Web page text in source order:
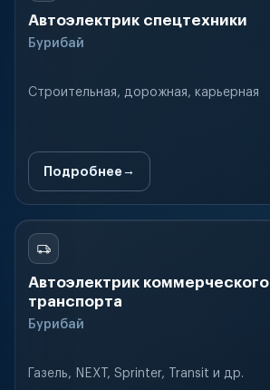
Автоэлектрик спецтехники
Бурибай
Строительная, дорожная, карьерная
Подробнее
Автоэлектрик коммерческого
транспорта
Бурибай
Газель, NEXT, Sprinter, Transit и др.